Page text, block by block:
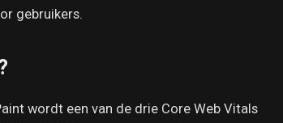
gebruikers.
wordt een van de drie Core Web Vitals